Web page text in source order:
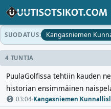
SUODATUS: Kangasniemen
4 TUNTIA
PuulaGolfissa tehtiin kauden
historian ensimmäinen
03:04·Kangasniemen